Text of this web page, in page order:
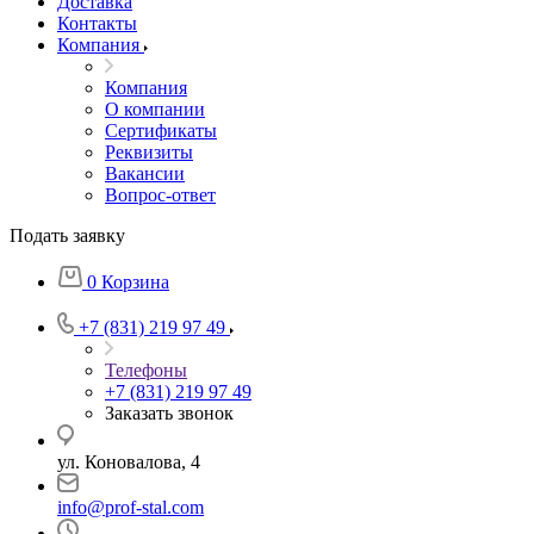
Контакты
Компания
Компания
О компании
Сертификаты
Реквизиты
Вакансии
Вопрос-ответ
Подать заявку
0 Корзина
+7 (831) 219 97 49
Телефоны
+7 (831) 219 97 49
Заказать звонок
ул. Коновалова, 4
info@prof-stal.com